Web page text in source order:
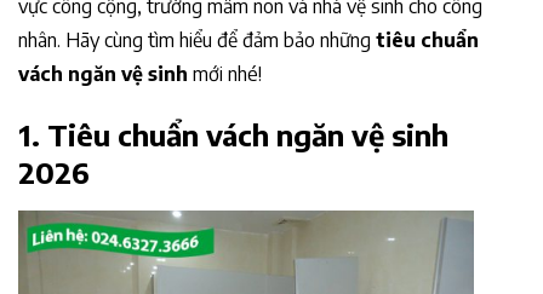
vực công cộng, trường mầm non và nhà vệ sinh cho công
nhân. Hãy cùng tìm hiểu để đảm bảo những tiêu chuẩn
vách ngăn vệ sinh mới nhé!
1. Tiêu chuẩn vách ngăn vệ sinh
2026